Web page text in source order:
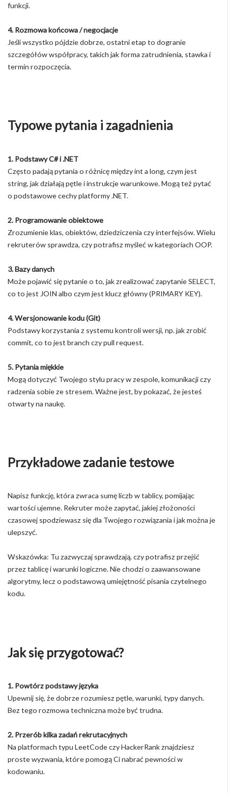
funkcji.
4. Rozmowa końcowa / negocjacje
Jeśli wszystko pójdzie dobrze, ostatni etap to dogranie
szczegółów współpracy, takich jak forma zatrudnienia, stawka i
termin rozpoczęcia.
Typowe pytania i zagadnienia
1. Podstawy C# i .NET
Często padają pytania o różnicę między int a long, czym jest
string, jak działają pętle i instrukcje warunkowe. Mogą też pytać
o podstawowe cechy platformy .NET.
2. Programowanie obiektowe
Zrozumienie klas, obiektów, dziedziczenia czy interfejsów. Wielu
rekruterów sprawdza, czy potrafisz myśleć w kategoriach OOP.
3. Bazy danych
Może pojawić się pytanie o to, jak zrealizować zapytanie SELECT,
co to jest JOIN albo czym jest klucz główny (PRIMARY KEY).
4. Wersjonowanie kodu (Git)
Podstawy korzystania z systemu kontroli wersji, np. jak zrobić
commit, co to jest branch czy pull request.
5. Pytania miękkie
Mogą dotyczyć Twojego stylu pracy w zespole, komunikacji czy
radzenia sobie ze stresem. Ważne jest, by pokazać, że jesteś
otwarty na naukę.
Przykładowe zadanie testowe
Napisz funkcję, która zwraca sumę liczb w tablicy, pomijając
wartości ujemne. Rekruter może zapytać, jakiej złożoności
czasowej spodziewasz się dla Twojego rozwiązania i jak można je
ulepszyć.
Wskazówka: Tu zazwyczaj sprawdzają, czy potrafisz przejść
przez tablicę i warunki logiczne. Nie chodzi o zaawansowane
algorytmy, lecz o podstawową umiejętność pisania czytelnego
kodu.
Jak się przygotować?
1. Powtórz podstawy języka
Upewnij się, że dobrze rozumiesz pętle, warunki, typy danych.
Bez tego rozmowa techniczna może być trudna.
2. Przerób kilka zadań rekrutacyjnych
Na platformach typu LeetCode czy HackerRank znajdziesz
proste wyzwania, które pomogą Ci nabrać pewności w
kodowaniu.